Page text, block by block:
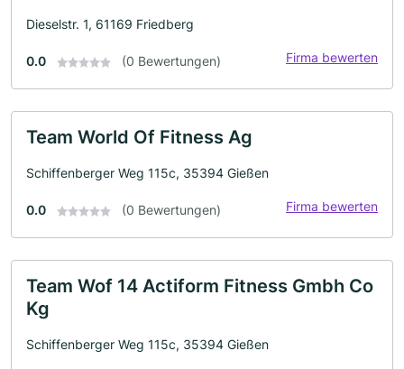
Dieselstr. 1, 61169 Friedberg
0.0 (0 Bewertungen) Firma bewerten
Team World Of Fitness Ag
Schiffenberger Weg 115c, 35394 Gießen
0.0 (0 Bewertungen) Firma bewerten
Team Wof 14 Actiform Fitness Gmbh Co
Kg
Schiffenberger Weg 115c, 35394 Gießen